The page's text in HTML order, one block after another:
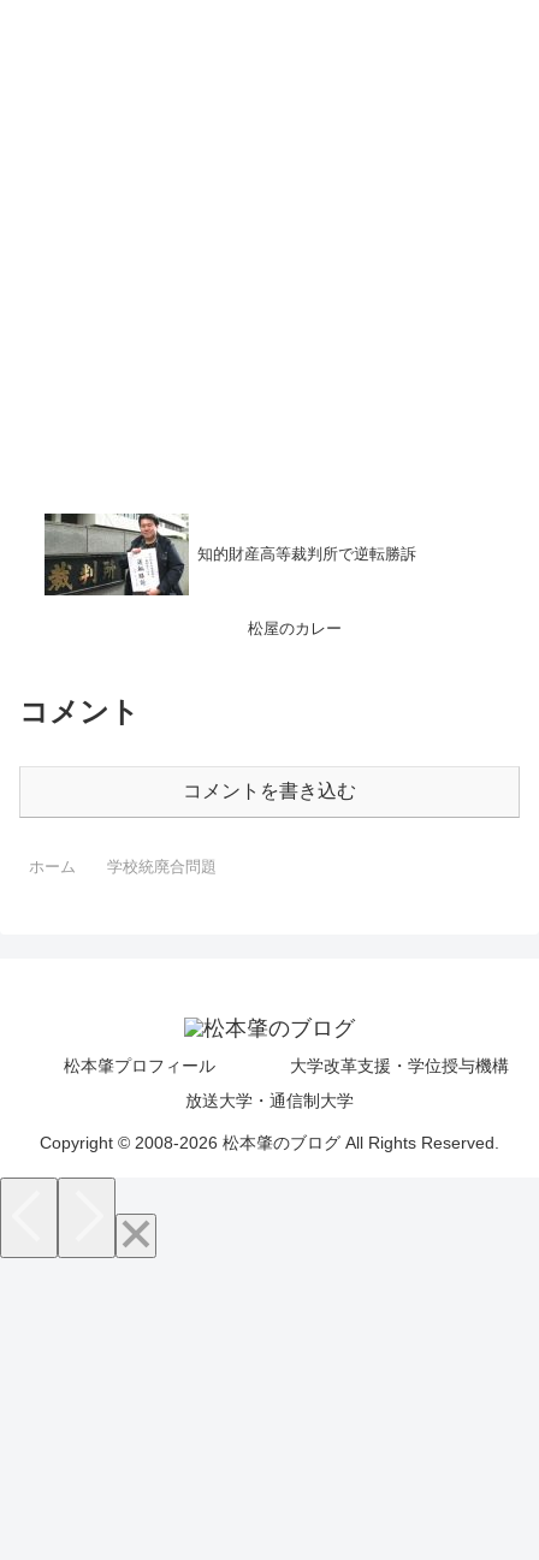
知的財産高等裁判所で逆転勝訴
松屋のカレー
コメント
コメントを書き込む
ホーム 学校統廃合問題
松本肇プロフィール
大学改革支援・学位授与機構
放送大学・通信制大学
Copyright © 2008-2026 松本肇のブログ All Rights Reserved.